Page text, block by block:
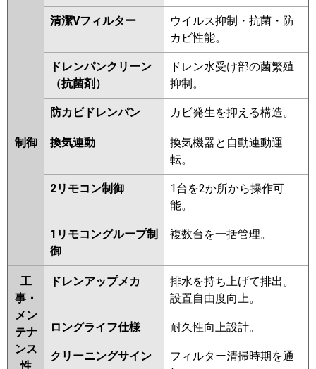
清潔Vフィルター
ウイルス抑制・抗菌・防
カビ性能。
ドレンパンクリーン
（抗菌剤）
ドレン水受け部の菌繁殖
抑制。
防カビドレンパン カビ発生を抑える構造。
制御 換気連動
換気機器と自動連動運
転。
2リモコン制御
1台を2か所から操作可
能。
1リモコングループ制
御
複数台を一括管理。
工
事・
メン
テナ
ンス
性
ドレンアップメカ
排水を持ち上げて排出。
設置自由度向上。
ロングライフ仕様 耐久性向上設計。
クリーニングサイン
フィルター清掃時期を通